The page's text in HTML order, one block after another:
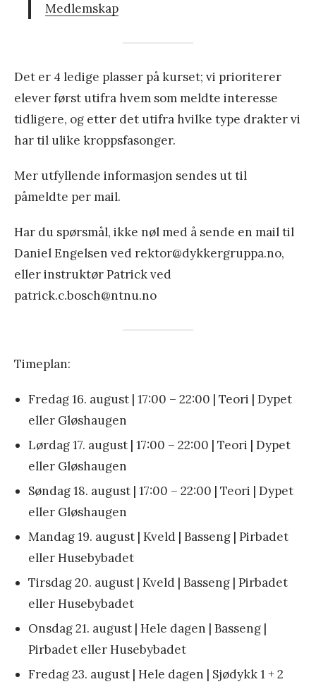
Medlemskap
Det er 4 ledige plasser på kurset; vi prioriterer
elever først utifra hvem som meldte interesse
tidligere, og etter det utifra hvilke type drakter vi
har til ulike kroppsfasonger.
Mer utfyllende informasjon sendes ut til
påmeldte per mail.
Har du spørsmål, ikke nøl med å sende en mail til
Daniel Engelsen ved rektor@dykkergruppa.no,
eller instruktør Patrick ved
patrick.c.bosch@ntnu.no
Timeplan:
Fredag 16. august | 17:00 – 22:00 | Teori | Dypet
eller Gløshaugen
Lørdag 17. august | 17:00 – 22:00 | Teori | Dypet
eller Gløshaugen
Søndag 18. august | 17:00 – 22:00 | Teori | Dypet
eller Gløshaugen
Mandag 19. august | Kveld | Basseng | Pirbadet
eller Husebybadet
Tirsdag 20. august | Kveld | Basseng | Pirbadet
eller Husebybadet
Onsdag 21. august | Hele dagen | Basseng |
Pirbadet eller Husebybadet
Fredag 23. august | Hele dagen | Sjødykk 1 + 2